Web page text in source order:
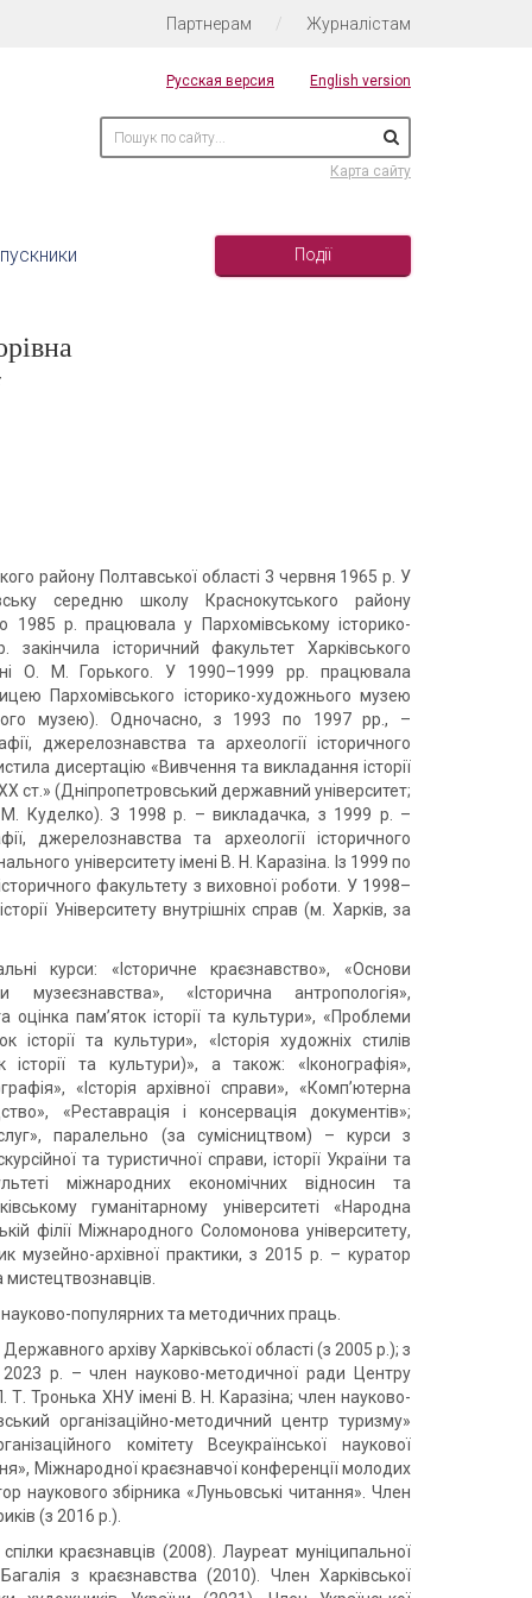
Партнерам / Журналістам
Русская версия English version
Карта сайту
Події
району Полтавської області 3 червня 1965 р. У
середню школу Краснокутського району
1985 р. працювала у Пархомівському історико-
історичний факультет Харківського
О. М. Горького. У 1990–1999 рр. працювала
Пархомівського історико-художнього музею
музею). Одночасно, з 1993 по 1997 рр., –
джерелознавства та археології історичного
дисертацію «Вивчення та викладання історії
ст.» (Дніпропетровський державний університет;
Куделко). З 1998 р. – викладачка, з 1999 р. –
джерелознавства та археології історичного
університету імені В. Н. Каразіна. Із 1999 по
факультету з виховної роботи. У 1998–
Університету внутрішніх справ (м. Харків, за
курси: «Історичне краєзнавство», «Основи
музеєзнавства», «Історична антропологія»,
оцінка пам’яток історії та культури», «Проблеми
історії та культури», «Історія художніх стилів
історії та культури)», а також: «Іконографія»,
«Історія архівної справи», «Комп’ютерна
«Реставрація і консервація документів»;
паралельно (за сумісництвом) – курси з
та туристичної справи, історії України та
міжнародних економічних відносин та
гуманітарному університеті «Народна
філії Міжнародного Соломонова університету,
музейно-архівної практики, з 2015 р. – куратор
мистецтвознавців.
популярних та методичних праць.
архіву Харківської області (з 2005 р.); з
р. – член науково-методичної ради Центру
Т. Тронька ХНУ імені В. Н. Каразіна; член науково-
організаційно-методичний центр туризму»
комітету Всеукраїнської наукової
Міжнародної краєзнавчої конференції молодих
наукового збірника «Луньовські читання». Член
(з 2016 р.).
краєзнавців (2008). Лауреат муніципальної
з краєзнавства (2010). Член Харківської